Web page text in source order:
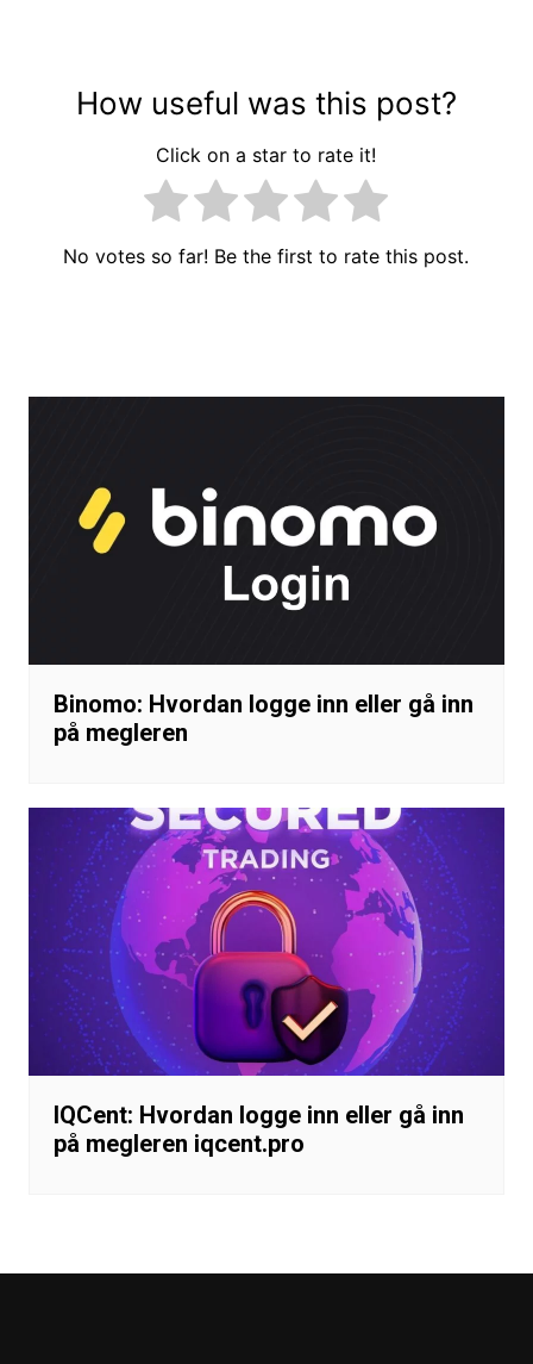
How useful was this post?
Click on a star to rate it!
No votes so far! Be the first to rate this post.
Binomo: Hvordan logge inn eller gå inn
på megleren
IQCent: Hvordan logge inn eller gå inn
på megleren iqcent.pro